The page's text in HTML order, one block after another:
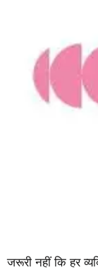
जरूरी नहीं कि हर